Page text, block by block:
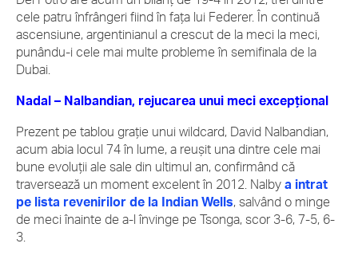
cele patru înfrângeri fiind în faţa lui Federer. În continuă
ascensiune, argentinianul a crescut de la meci la meci,
punându-i cele mai multe probleme în semifinala de la
Dubai.
Nadal – Nalbandian, rejucarea unui meci excepţional
Prezent pe tablou graţie unui wildcard, David Nalbandian,
acum abia locul 74 în lume, a reuşit una dintre cele mai
bune evoluţii ale sale din ultimul an, confirmând că
traversează un moment excelent în 2012. Nalby a intrat
pe lista revenirilor de la Indian Wells, salvând o minge
de meci înainte de a-l învinge pe Tsonga, scor 3-6, 7-5, 6-
3.